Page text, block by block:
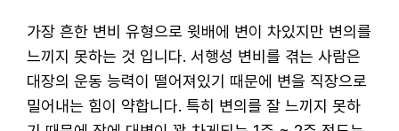
가장 흔한 변비 유형으로 윗배에 변이 차있지만 변의를
느끼지 못하는 것 입니다. 서행성 변비를 겪는 사람은
대장의 운동 능력이 떨어져있기 때문에 변을 직장으로
밀어내는 힘이 약합니다. 특히 변의를 잘 느끼지 못하